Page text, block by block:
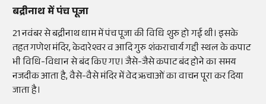
बद्रीनाथ में पंच पूजा
21 नवंबर से बद्रीनाथ धाम में पंच पूजा की विधि शुरु हो गई थी। इसके
तहत गणेश मंदिर, केदारेश्वर व आदि गुरु शंकराचार्य गद्दी स्थल के कपाट
भी विधि-विधान से बंद किए गए। जैसे-जैसे कपाट बंद होने का समय
नजदीक आता है, वैसे-वैसे मंदिर में वेद ऋचाओं का वाचन पूरा कर दिया
जाता है।